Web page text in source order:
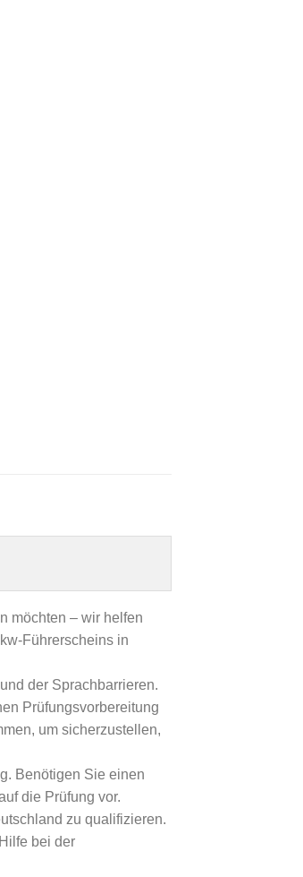
möchten – wir helfen
Führerscheins in
der Sprachbarrieren.
Prüfungsvorbereitung
um sicherzustellen,
Benötigen Sie einen
die Prüfung vor.
zu qualifizieren.
bei der